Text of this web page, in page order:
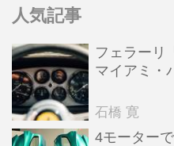
人気記事
フェラーリ
マイアミ・
石橋 寛
4モーター